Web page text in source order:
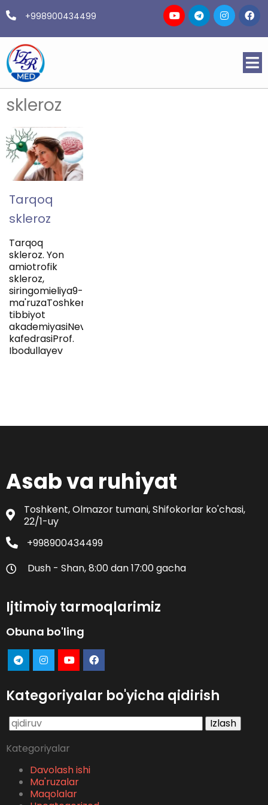
+998900434499
skleroz
Tarqoq
skleroz
Tarqoq
skleroz. Yon
amiotrofik
skleroz,
siringomieliya9-
ma'ruzaToshkent
tibbiyot
akademiyasiNevrologiya
kafedrasiProf.
Ibodullayev
Asab va ruhiyat
Toshkent, Olmazor tumani, Shifokorlar ko'chasi,
22/1-uy
+998900434499
Dush - Shan, 8:00 dan 17:00 gacha
Ijtimoiy tarmoqlarimiz
Obuna bo'ling
Kategoriyalar bo'yicha qidirish
Qidirshish:
Kategoriyalar
Davolash ishi
Ma'ruzalar
Maqolalar